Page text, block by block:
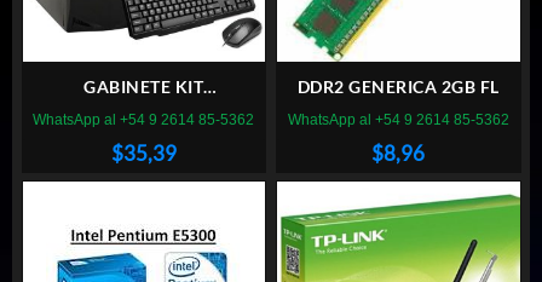
GABINETE KIT
PERFORMANCE 6810 600W
$35,39
WhatsApp al +54 9 2614 85-5362
DDR2 GENERICA 2GB FL
$8,96
WhatsApp al +54 9 2614 85-5362